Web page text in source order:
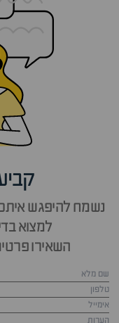
נשמח להיפגש
למצוא
השאירו